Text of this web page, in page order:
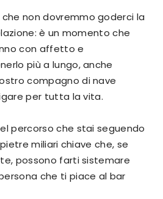
non dovremmo goderci la
è un momento che
con affetto e
più a lungo, anche
compagno di nave
per tutta la vita.
percorso che stai seguendo
miliari chiave che, se
possono farti sistemare
che ti piace al bar